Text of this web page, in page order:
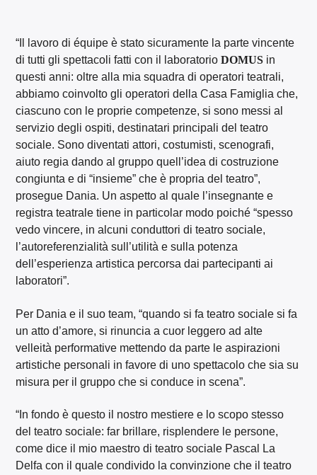
“Il lavoro di équipe è stato sicuramente la parte vincente
di tutti gli spettacoli fatti con il laboratorioDOMUS in
questi anni: oltre alla mia squadra di operatori teatrali,
abbiamo coinvolto gli operatori della Casa Famiglia che,
ciascuno con le proprie competenze, si sono messi al
servizio degli ospiti, destinatari principali del teatro
sociale. Sono diventati attori, costumisti, scenografi,
aiuto regia dando al gruppo quell’idea di costruzione
congiunta e di “insieme” che è propria del teatro”,
prosegue Dania. Un aspetto al quale l’insegnante e
registra teatrale tiene in particolar modo poiché “spesso
vedo vincere, in alcuni conduttori di teatro sociale,
l’autoreferenzialità sull’utilità e sulla potenza
dell’esperienza artistica percorsa dai partecipanti ai
laboratori”.
Per Dania e il suo team, “quando si fa teatro sociale si fa
un atto d’amore, si rinuncia a cuor leggero ad alte
velleità performative mettendo da parte le aspirazioni
artistiche personali in favore di uno spettacolo che sia su
misura per il gruppo che si conduce in scena”.
“In fondo è questo il nostro mestiere e lo scopo stesso
del teatro sociale: far brillare, risplendere le persone,
come dice il mio maestro di teatro sociale Pascal La
Delfa con il quale condivido la convinzione che il teatro